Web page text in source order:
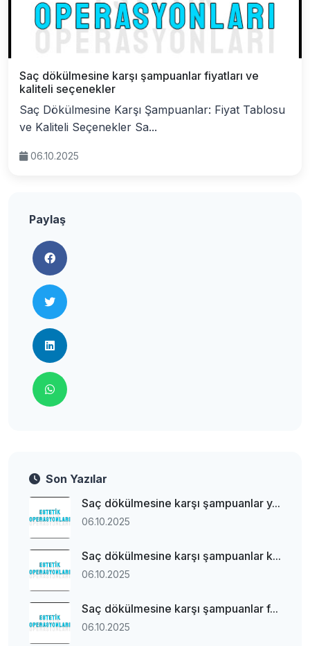
Saç dökülmesine karşı şampuanlar fiyatları ve
kaliteli seçenekler
Saç Dökülmesine Karşı Şampuanlar: Fiyat Tablosu
ve Kaliteli Seçenekler Sa...
06.10.2025
Paylaş
Son Yazılar
Saç dökülmesine karşı şampuanlar y...
06.10.2025
Saç dökülmesine karşı şampuanlar k...
06.10.2025
Saç dökülmesine karşı şampuanlar f...
06.10.2025